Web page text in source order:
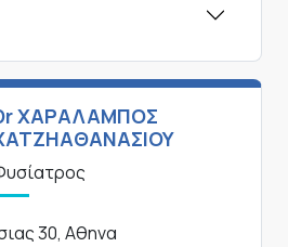
ΧΑΡΑΛΑΜΠΟΣ
30, Αθηνα